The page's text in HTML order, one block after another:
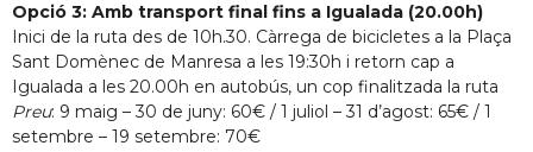
Opció 3: Amb transport final fins a Igualada (20.00h)
Inici de la ruta des de 10h.30. Càrrega de bicicletes a la Plaça
Sant Domènec de Manresa a les 19:30h i retorn cap a
Igualada a les 20.00h en autobús, un cop finalitzada la ruta
Preu: 9 maig – 30 de juny: 60€ / 1 juliol – 31 d’agost: 65€ / 1
setembre – 19 setembre: 70€